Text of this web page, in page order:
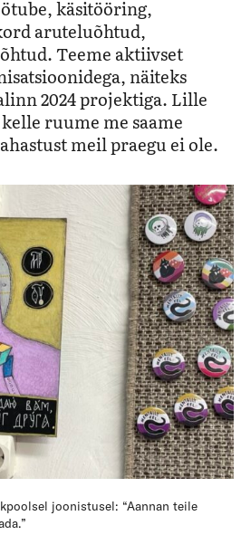
käsitööring,
aruteluõhtud,
Teeme aktiivset
näiteks
2024 projektiga. Lille
ruume me saame
meil praegu ei ole.
joonistusel: “Aannan teile